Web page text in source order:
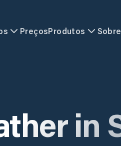
PreçosProdutos Sobre
in